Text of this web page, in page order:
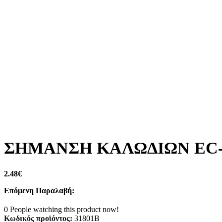
ΣΗΜΑΝΣΗ ΚΑΛΩΔΙΩΝ EC-
2.48€
Επόμενη Παραλαβή:
0 People watching this product now!
Κωδικός προϊόντος: 31801B